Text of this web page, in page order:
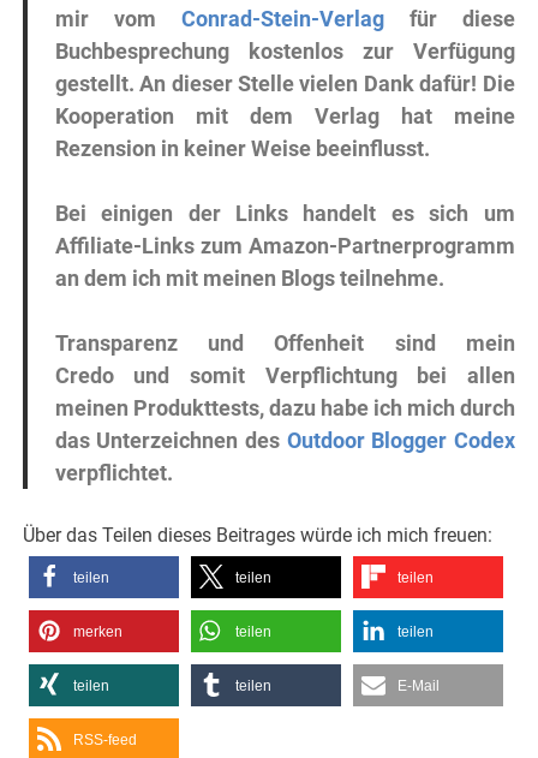
mir vom Conrad-Stein-Verlagfür diese
Buchbesprechung kostenlos zur Verfügung
gestellt. An dieser Stelle vielen Dank dafür! Die
Kooperation mit dem Verlag hat meine
Rezension in keiner Weise beeinflusst.
Bei einigen der Links handelt es sich um
Affiliate-Links zum Amazon-Partnerprogramm
an dem ich mit meinen Blogs teilnehme.
Transparenz und Offenheit sind mein
Credo und somit Verpflichtung bei allen
meinen Produkttests, dazu habe ich mich durch
das Unterzeichnen des Outdoor Blogger Codex
verpflichtet.
Über das Teilen dieses Beitrages würde ich mich freuen:
teilen teilen teilen
merken teilen teilen
teilen teilen E-Mail
RSS-feed